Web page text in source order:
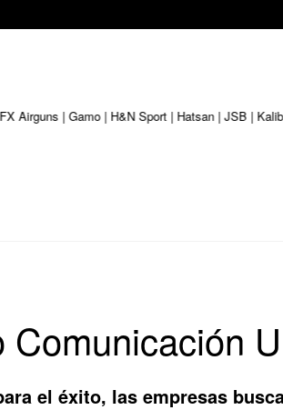
| Gamo | H&N Sport | Hatsan | JSB |
el éxito, las empresas